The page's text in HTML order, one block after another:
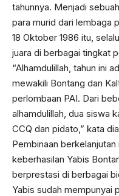
tahunnya. Menjadi
para murid dari lembaga
18 Oktober 1986 itu,
juara di berbagai tingkat
“Alhamdulillah, tahun ini
mewakili Bontang dan
perlombaan PAI. Dari
alhamdulillah, dua siswa
CCQ dan pidato,” kata
Pembinaan
keberhasilan Yabis
berprestasi di berbagai
Yabis sudah mempunyai